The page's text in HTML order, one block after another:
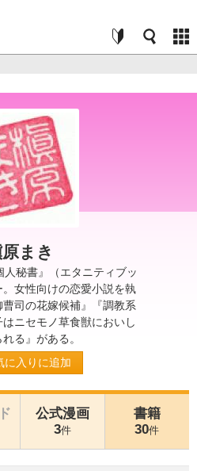
まき
秘書』（エタニティブッ
女性向けの恋愛小説を執
司の花嫁候補』『調教系
ニセモノ草食獣においし
る』がある。
入りに追加
公式漫画
3件
書籍
30件